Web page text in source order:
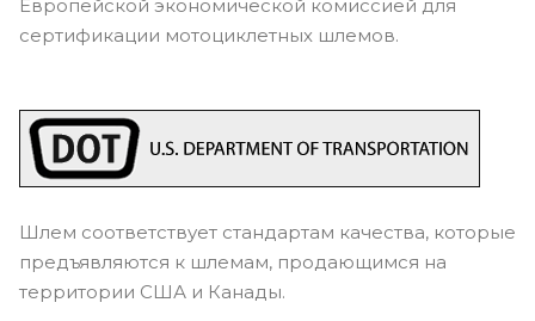
Европейской экономической комиссией для
сертификации мотоциклетных шлемов.
Шлем соответствует стандартам качества, которые
предъявляются к шлемам, продающимся на
территории США и Канады.